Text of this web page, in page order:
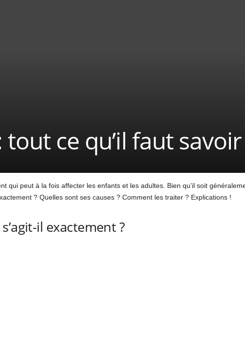
ce qu’il faut savoir
qui peut à la fois affecter les enfants et les adultes. Bien qu’il soit
? Quelles sont ses causes ? Comment les traiter ? Explications !
il exactement ?